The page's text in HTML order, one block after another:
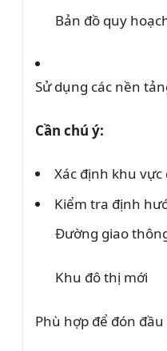
Bản đồ quy
Sử dụng các nền
Cần chú ý:
Xác định khu
Kiểm tra định
Đường giao
Khu đô thị mới
Phù hợp để đón